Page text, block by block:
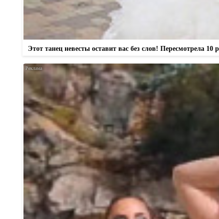
Этот танец невесты оставит вас без слов! Пересмотрела 10